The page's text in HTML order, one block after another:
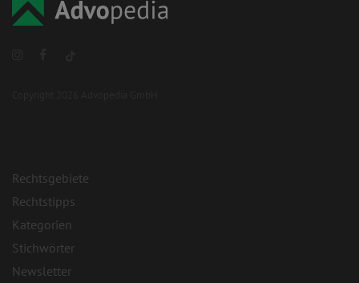
Rechtsgebiete
Rechtstipps
Kategorien
Stichwörter
Newsletter